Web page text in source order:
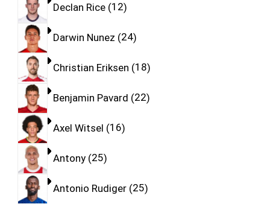
Declan Rice 12
Darwin Nunez 24
Christian Eriksen 18
Benjamin Pavard 22
Axel Witsel 16
Antony 25
Antonio Rudiger 25